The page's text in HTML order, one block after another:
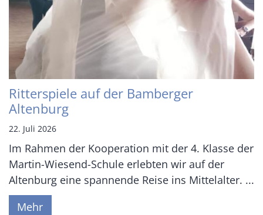
Ritterspiele auf der Bamberger
Altenburg
22. Juli 2026
Im Rahmen der Kooperation mit der 4. Klasse der
Martin-Wiesend-Schule erlebten wir auf der
Altenburg eine spannende Reise ins Mittelalter. ...
Mehr